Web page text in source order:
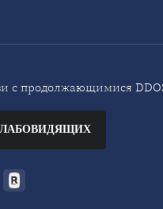
с продолжающимися